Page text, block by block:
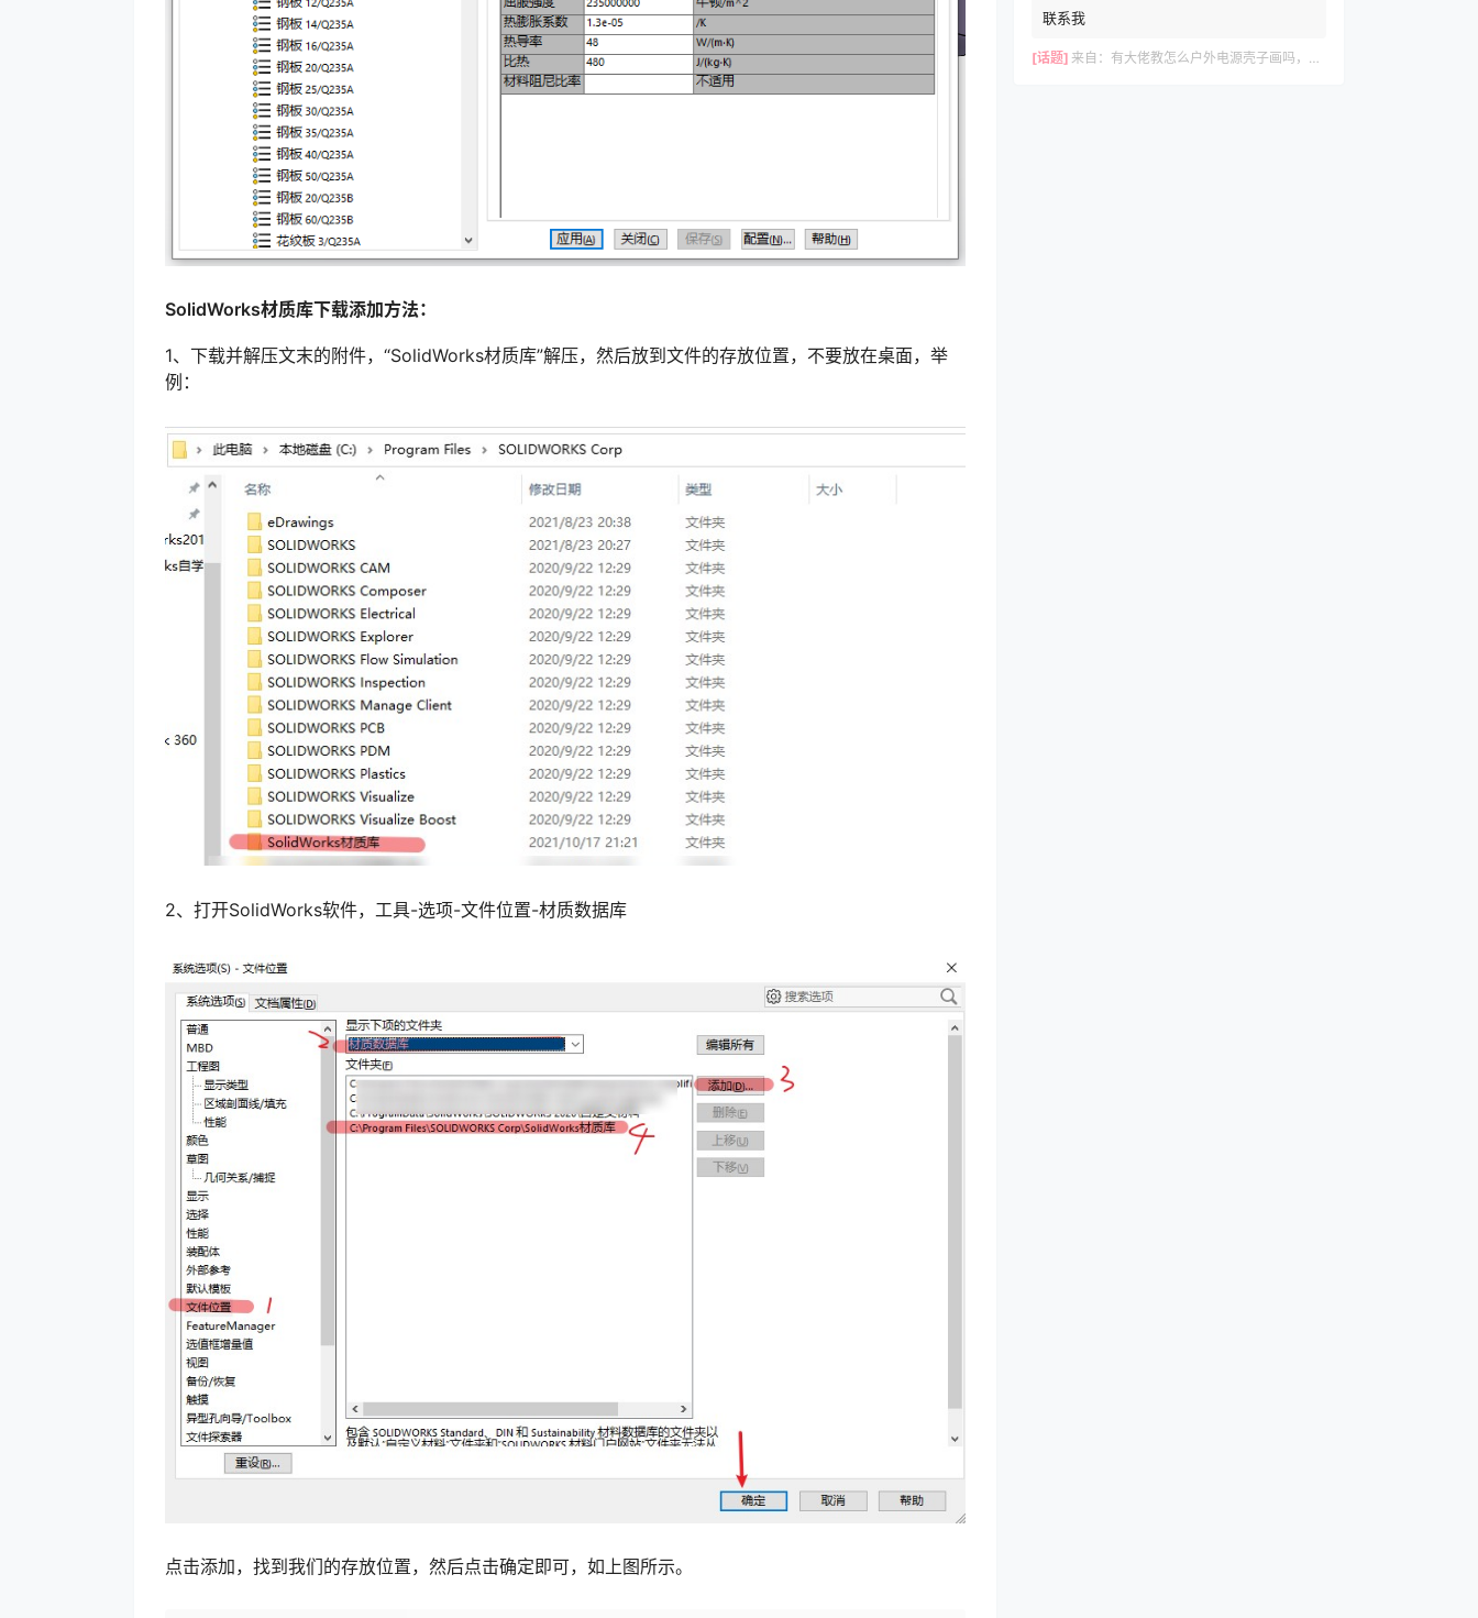
SolidWorks材质库下载添加方法：
1、下载并解压文末的附件，“SolidWorks材质库”解压，然后放到文件的存放位置，不要放在桌面，举
例：
2、打开SolidWorks软件，工具-选项-文件位置-材质数据库
点击添加，找到我们的存放位置，然后点击确定即可，如上图所示。
联系我
[话题] 来自： 有大佬教怎么户外电源壳子画吗，有偿，我这里有模型